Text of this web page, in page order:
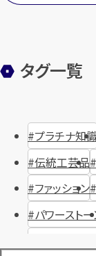
タグ一覧
プラチナ知
伝統工芸品
ファッション
パワースト